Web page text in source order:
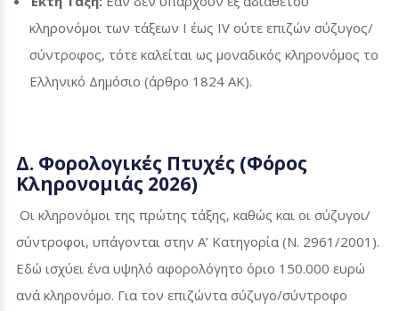
κληρονόμοι των τάξεων Ι έως IV ούτε επιζών σύζυγος/
σύντροφος, τότε καλείται ως μοναδικός κληρονόμος το
Ελληνικό Δημόσιο (άρθρο 1824 ΑΚ).
Δ. Φορολογικές Πτυχές (Φόρος
Κληρονομιάς 2026)
Οι κληρονόμοι της πρώτης τάξης, καθώς και οι σύζυγοι/
σύντροφοι, υπάγονται στην Α’ Κατηγορία (Ν. 2961/2001).
Εδώ ισχύει ένα υψηλό αφορολόγητο όριο 150.000 ευρώ
ανά κληρονόμο. Για τον επιζώντα σύζυγο/σύντροφο